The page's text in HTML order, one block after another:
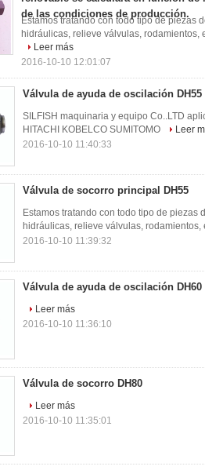
de las condiciones de producción.
Estamos tratando con todo tipo de piezas
hidráulicas, relieve válvulas, rodamientos,
Leer más
2016-10-10 12:01:07
Válvula de ayuda de oscilación DH55
SILFISH maquinaria y equipo Co..LTD
HITACHI KOBELCO SUMITOMO
Leer
2016-10-10 11:40:33
Válvula de socorro principal DH55
Estamos tratando con todo tipo de piezas
hidráulicas, relieve válvulas,
2016-10-10 11:39:32
Válvula de ayuda de oscilación DH60
Leer más
2016-10-10 11:36:10
Válvula de socorro DH80
Leer más
2016-10-10 11:35:01